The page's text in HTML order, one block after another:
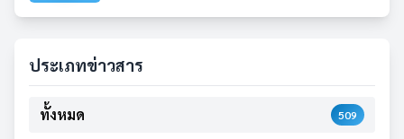
ประเภทข่าวสาร
ทั้งหมด 509